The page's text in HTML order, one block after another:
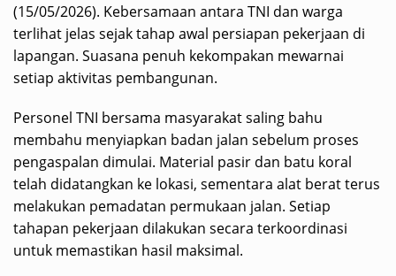
(15/05/2026). Kebersamaan antara TNI dan warga
terlihat jelas sejak tahap awal persiapan pekerjaan di
lapangan. Suasana penuh kekompakan mewarnai
setiap aktivitas pembangunan.
Personel TNI bersama masyarakat saling bahu
membahu menyiapkan badan jalan sebelum proses
pengaspalan dimulai. Material pasir dan batu koral
telah didatangkan ke lokasi, sementara alat berat terus
melakukan pemadatan permukaan jalan. Setiap
tahapan pekerjaan dilakukan secara terkoordinasi
untuk memastikan hasil maksimal.